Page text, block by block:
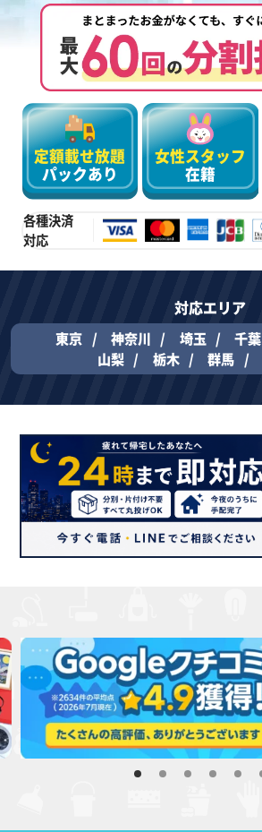
定額載せ放題
パックあり
女性スタッフ
在籍
各種決済
対応
対応エリア
東京 神奈川 埼玉 千葉
山梨
栃木 群馬